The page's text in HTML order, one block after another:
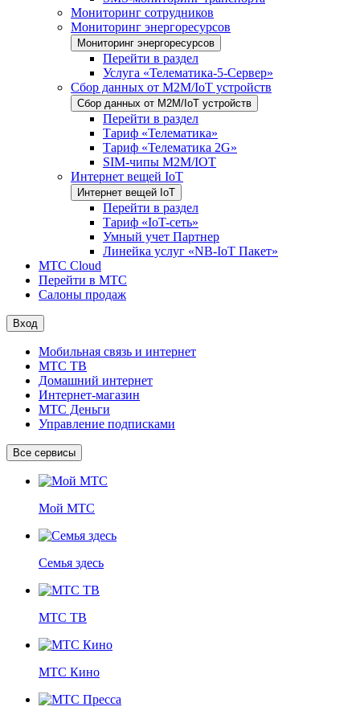
Мониторинг сотрудников
Мониторинг энергоресурсов
Мониторинг энергоресурсов
Перейти в раздел
Услуга «Телематика-5-Сервер»
Сбор данных от М2М/IoT устройств
Сбор данных от М2М/IoT устройств
Перейти в раздел
Тариф «Телематика»
Тариф «Телематика 2G»
SIM-чипы М2М/IOT
Интернет вещей IoT
Интернет вещей IoT
Перейти в раздел
Тариф «IoT-сеть»
Умный учет Партнер
Линейка услуг «NB-IoT Пакет»
МТС Cloud
Перейти в МТС
Салоны продаж
Вход
Мобильная связь и интернет
МТС ТВ
Домашний интернет
Интернет-магазин
МТС Деньги
Управление подписками
Все сервисы
Мой МТС
Семья здесь
МТС ТВ
МТС Кино